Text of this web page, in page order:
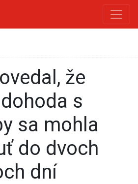
s
sa mohla
do dvoch
dní